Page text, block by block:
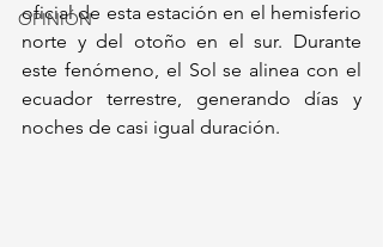
OPINIÓN
oficial de esta estación en el hemisferio
norte y del otoño en el sur. Durante
este fenómeno, el Sol se alinea con el
ecuador terrestre, generando días y
noches de casi igual duración.